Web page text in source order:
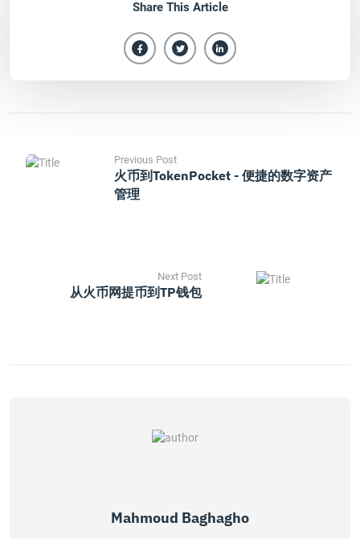
Share This Article
Previous Post
火币到TokenPocket - 便捷的数字资产
管理
Next Post
从火币网提币到TP钱包
Mahmoud Baghagho